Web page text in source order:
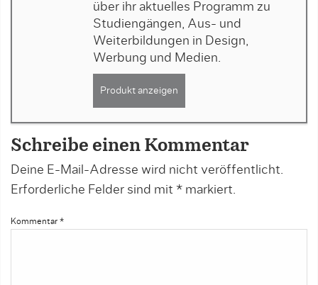
über ihr aktuelles Programm zu
Studiengängen, Aus- und
Weiterbildungen in Design,
Werbung und Medien.
Produkt anzeigen
Schreibe einen Kommentar
Deine E-Mail-Adresse wird nicht veröffentlicht.
Erforderliche Felder sind mit * markiert.
Kommentar *